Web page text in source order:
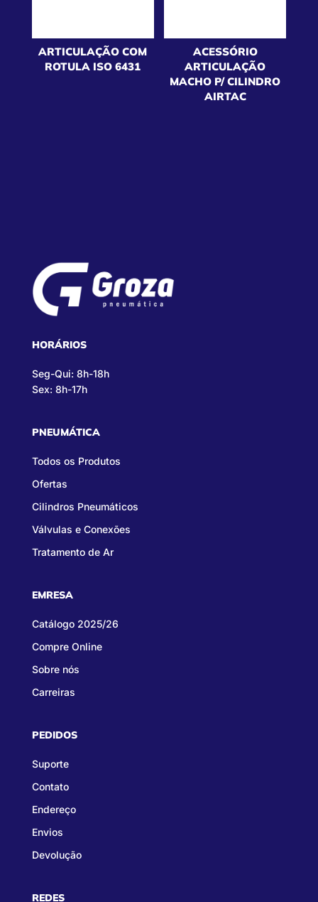
ARTICULAÇÃO COM
ROTULA ISO 6431
ACESSÓRIO
ARTICULAÇÃO
MACHO P/ CILINDRO
AIRTAC
HORÁRIOS
Seg-Qui: 8h-18h
Sex: 8h-17h
PNEUMÁTICA
Todos os Produtos
Ofertas
Cilindros Pneumáticos
Válvulas e Conexões
Tratamento de Ar
EMRESA
Catálogo 2025/26
Compre Online
Sobre nós
Carreiras
PEDIDOS
Suporte
Contato
Endereço
Envios
Devolução
REDES